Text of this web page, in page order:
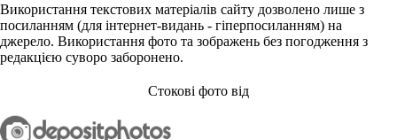
Використання текстових матеріалів сайту дозволено лише з
посиланням (для інтернет-видань - гіперпосиланням) на
джерело. Використання фото та зображень без погодження з
редакцією суворо заборонено.
Стокові фото від